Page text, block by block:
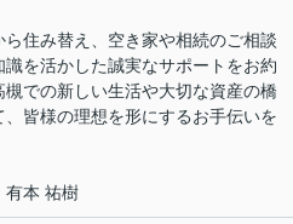
ら住み替え、空き家や相続のご相談
識を活かした誠実なサポートをお約
槻での新しい生活や大切な資産の橋
、皆様の理想を形にするお手伝いを
本 祐樹